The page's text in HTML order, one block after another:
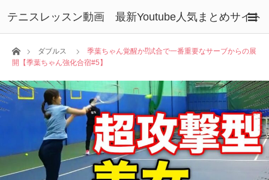
テニスレッスン動画 最新Youtube人気まとめサイト
ホームダブルス
季葉ちゃん覚醒か⁉️試合で一番重要なサーブからの展
開【季葉ちゃん強化合宿#5】